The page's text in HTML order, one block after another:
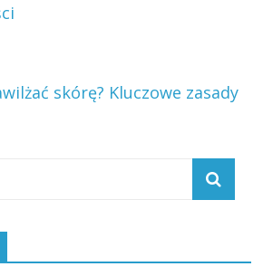
skórę? Kluczowe zasady